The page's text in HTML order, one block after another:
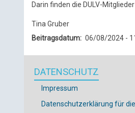
Darin finden die DULV-
Tina Gruber
Beitragsdatum
06/08/2024 -
DATENSCHUTZ
Impressum
Datenschutzerklärung für die